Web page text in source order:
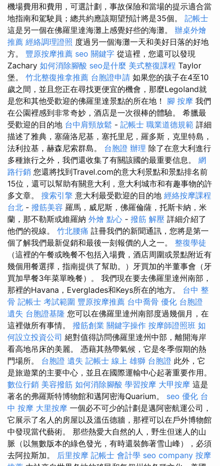
機場費用和費用，可選計劃，事故保險和當場的提示適合當
地指南和駕駛員；總共約應該期望預計將是35個。 記帳士
這是另一個在佛羅里達海灘上感覺好些的海灘。 辦桌外燴
推薦 經絡調理證照 度過另一個海灘一天和美好日落的好地
方。 豐原按摩推薦 seo 關鍵字 從這裡，您還可以發現
Zachary 如何消除腳酸 seo是什麼 美式整復課程 Taylor
堡。 竹北整復推拿推薦 台胞證申請 如果您的孩子在4至10
歲之間，並且您正在尋找更便宜的機會，那麼Legoland就
是您和其他受歡迎的佛羅里達景點的所在地！ 腳 按摩 我們
在公園裡感到非常奇妙，酒店是一次很棒的體驗。 希臘最
受歡迎的目的地 台中肩頸放鬆 - 記帳士 職業道德規範 詳細
描述了雅典，塞薩洛尼基，塞托里尼，羅多斯，克里特島，
法利拉基，赫森尼索群島。 台胞證 辦理 除了在意大利進行
多種旅行之外，我們還收集了有關該國的最重要信息。 網
路行銷 您還將找到Travel.com的意大利景點和景點排名前
15位，還可以幫助有關意大利，意大利城市和有趣事物的許
多文章。 搜索引擎 意大利最受歡迎的目的地 經絡按摩課程
台北 - 撥筋美容 羅馬，威尼斯，佛羅倫薩，托斯卡納，米
蘭，那不勒斯或維羅納 外燴 點心 - 撥筋 解壓 詳細介紹了
他們的視線。 竹北腰痛 註冊我們的新聞通訊，您將是第一
個了解我們最新促銷和最後一刻報價的人之一。 整復學徒
（這裡的午餐或晚餐不包括入場費，酒店周圍或景點附近有
幾個用餐選擇，指南提供了幫助。）牙買加的半董事會（牙
買加早餐3年菜單晚餐）。 我們現在要去佛羅里達州南部，
那裡的Havana，Everglades和Keys所在的地方。 台中 整
骨 記帳士 考試範圍 豐原按摩推薦 台中喬骨 優化 台胞證
遺失 台胞證基隆 您可以在佛羅里達州南部度過幾個月，在
這裡做所有事情。 撥筋創業 關鍵字操作 按摩師證照班 如
何設立投資公司 絕對值得訪問佛羅里達州中部，離開海岸
看高地吊床的美麗。 憑藉其熱帶氣候，它是冬季假期的熱
門場所。 台胞證 遺失 記帳士 線上 雄獅 台胞證 此外，它
是旅遊業的主要中心，並且在國際運輸中心起著重要作用。
數位行銷 美容撥筋 如何消除腳酸 學習按摩 大甲按摩 這是
著名的弗羅斯特博物館和邁阿密海Quarium。 seo 優化 台
中 按摩 大里按摩 一個必不可少的計劃是邁阿密航運公司，
它展示了名人的房屋以及溫伍德牆，那裡可以在戶外博物館
中發現當代藝術。 那些熱愛大自然的人，野生但迷人的山
脈（以無數版本的綠色發光，有時還裝飾著雪山峰），必須
去阿拉斯加。 后里按摩 記帳士 會計學 seo company 按摩